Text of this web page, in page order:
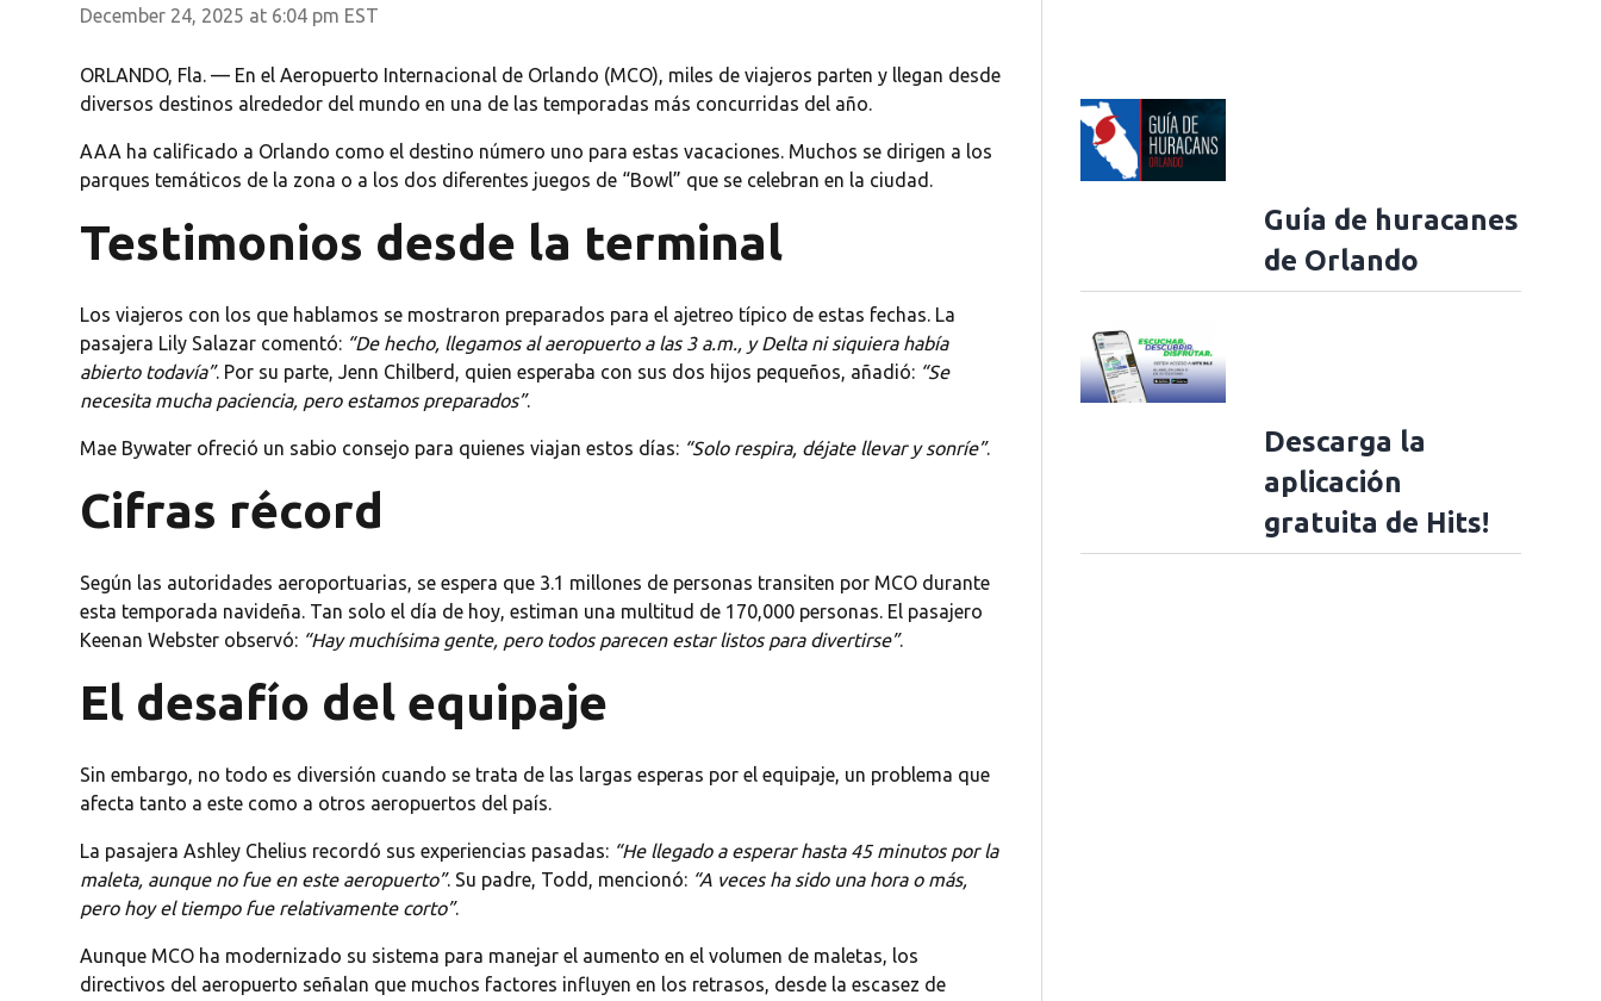
December 24, 2025 at 6:04 pm EST
ORLANDO, Fla. — En el Aeropuerto Internacional de Orlando (MCO), miles de viajeros parten y llegan desde
diversos destinos alrededor del mundo en una de las temporadas más concurridas del año.
AAA ha calificado a Orlando como el destino número uno para estas vacaciones. Muchos se dirigen a los
parques temáticos de la zona o a los dos diferentes juegos de “Bowl” que se celebran en la ciudad.
Testimonios desde la terminal
Los viajeros con los que hablamos se mostraron preparados para el ajetreo típico de estas fechas. La
pasajera Lily Salazar comentó: “De hecho, llegamos al aeropuerto a las 3 a.m., y Delta ni siquiera había
abierto todavía”. Por su parte, Jenn Chilberd, quien esperaba con sus dos hijos pequeños, añadió: “Se
necesita mucha paciencia, pero estamos preparados”.
Mae Bywater ofreció un sabio consejo para quienes viajan estos días: “Solo respira, déjate llevar y sonríe”.
Cifras récord
Según las autoridades aeroportuarias, se espera que 3.1 millones de personas transiten por MCO durante
esta temporada navideña. Tan solo el día de hoy, estiman una multitud de 170,000 personas. El pasajero
Keenan Webster observó: “Hay muchísima gente, pero todos parecen estar listos para divertirse”.
El desafío del equipaje
Sin embargo, no todo es diversión cuando se trata de las largas esperas por el equipaje, un problema que
afecta tanto a este como a otros aeropuertos del país.
La pasajera Ashley Chelius recordó sus experiencias pasadas: “He llegado a esperar hasta 45 minutos por la
maleta, aunque no fue en este aeropuerto”. Su padre, Todd, mencionó: “A veces ha sido una hora o más,
pero hoy el tiempo fue relativamente corto”.
Aunque MCO ha modernizado su sistema para manejar el aumento en el volumen de maletas, los
directivos del aeropuerto señalan que muchos factores influyen en los retrasos, desde la escasez de
Guía de huracanes
de Orlando
Descarga la
aplicación
gratuita de Hits!